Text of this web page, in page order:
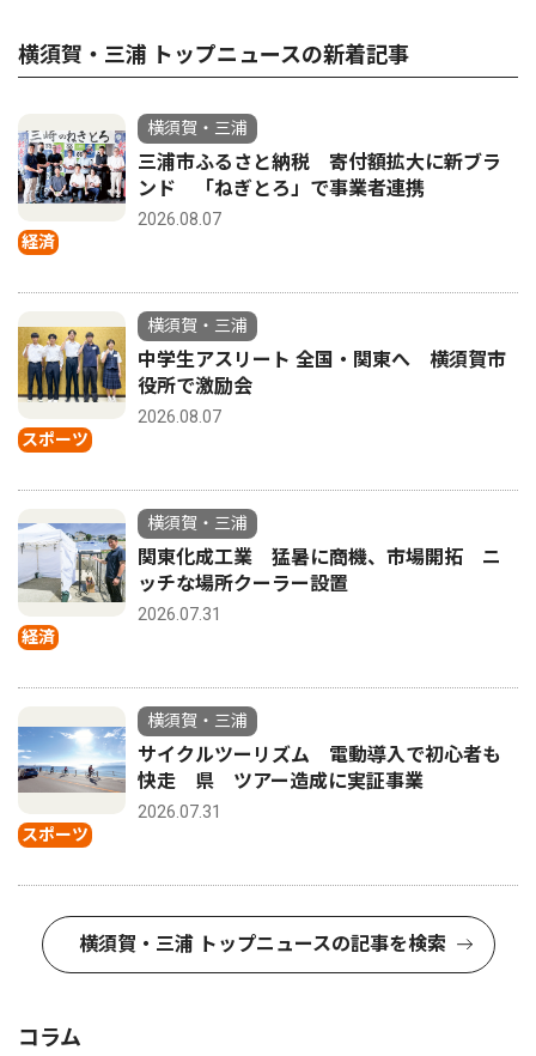
横須賀・三浦 トップニュースの新着記事
経済
横須賀・三浦
三浦市ふるさと納税 寄付額拡大に新ブラ
ンド 「ねぎとろ」で事業者連携
2026.08.07
スポーツ
横須賀・三浦
中学生アスリート 全国・関東へ 横須賀市
役所で激励会
2026.08.07
経済
横須賀・三浦
関東化成工業 猛暑に商機、市場開拓 ニ
ッチな場所クーラー設置
2026.07.31
スポーツ
横須賀・三浦
サイクルツーリズム 電動導入で初心者も
快走 県 ツアー造成に実証事業
2026.07.31
横須賀・三浦 トップニュースの記事を検索
コラム